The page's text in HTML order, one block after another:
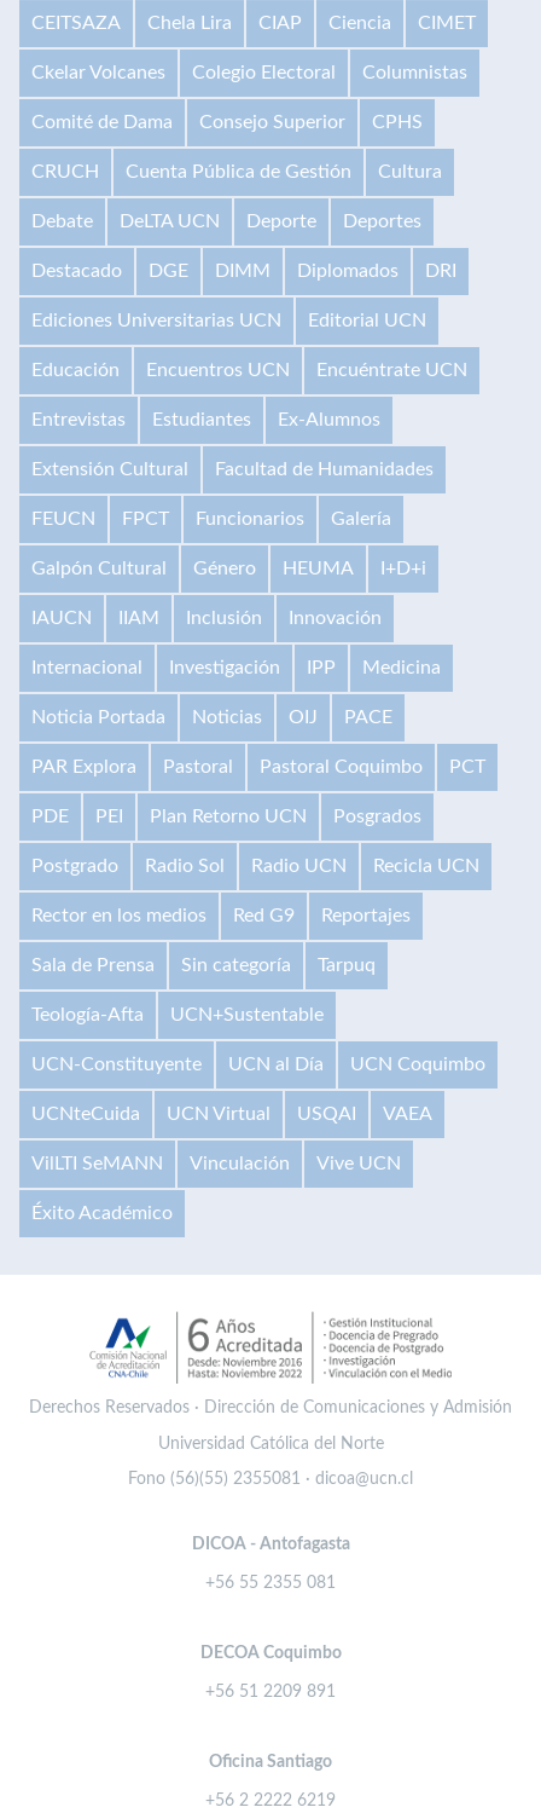
CEITSAZA Chela Lira CIAP Ciencia CIMET
Ckelar Volcanes Colegio Electoral Columnistas
Comité de Dama Consejo Superior CPHS
CRUCH Cuenta Pública de Gestión Cultura
Debate DeLTA UCN Deporte Deportes
Destacado DGE DIMM Diplomados DRI
Ediciones Universitarias UCN Editorial UCN
Educación Encuentros UCN Encuéntrate UCN
Entrevistas Estudiantes Ex-Alumnos
Extensión Cultural Facultad de Humanidades
FEUCN FPCT Funcionarios Galería
Galpón Cultural Género HEUMA I+D+i
IAUCN IIAM Inclusión Innovación
Internacional Investigación IPP Medicina
Noticia Portada Noticias OIJ PACE
PAR Explora Pastoral Pastoral Coquimbo PCT
PDE PEI Plan Retorno UCN Posgrados
Postgrado Radio Sol Radio UCN Recicla UCN
Rector en los medios Red G9 Reportajes
Sala de Prensa Sin categoría Tarpuq
Teología-Afta UCN+Sustentable
UCN-Constituyente UCN al Día UCN Coquimbo
UCNteCuida UCN Virtual USQAI VAEA
VilLTI SeMANN Vinculación Vive UCN
Éxito Académico
Derechos Reservados · Dirección de Comunicaciones y Admisión
Universidad Católica del Norte
Fono (56)(55) 2355081 · dicoa@ucn.cl
DICOA - Antofagasta
+56 55 2355 081
DECOA Coquimbo
+56 51 2209 891
Oficina Santiago
+56 2 2222 6219